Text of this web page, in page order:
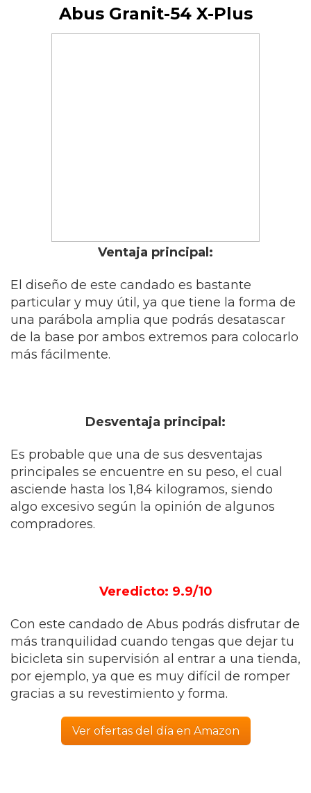
Abus Granit-54 X-Plus
Ventaja principal:
El diseño de este candado es bastante
particular y muy útil, ya que tiene la forma de
una parábola amplia que podrás desatascar
de la base por ambos extremos para colocarlo
más fácilmente.
Desventaja principal:
Es probable que una de sus desventajas
principales se encuentre en su peso, el cual
asciende hasta los 1,84 kilogramos, siendo
algo excesivo según la opinión de algunos
compradores.
Veredicto: 9.9/10
Con este candado de Abus podrás disfrutar de
más tranquilidad cuando tengas que dejar tu
bicicleta sin supervisión al entrar a una tienda,
por ejemplo, ya que es muy difícil de romper
gracias a su revestimiento y forma.
Ver ofertas del día en Amazon